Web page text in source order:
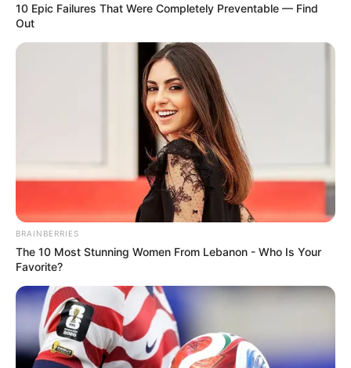
ACE. — Foto/Reprodução.
Saúde com Agente: confira o atualManual do Estudante do
em 13.setembro.
Manual preparado para que o estudante
conheça o curso em que está matriculado, as regras e os
processos da Universidade.
10 Epic Failures That Were Completely Preventable — Find
Out
BRAINBERRIES
The 10 Most Stunning Women From Lebanon - Who Is Your
Favorite?